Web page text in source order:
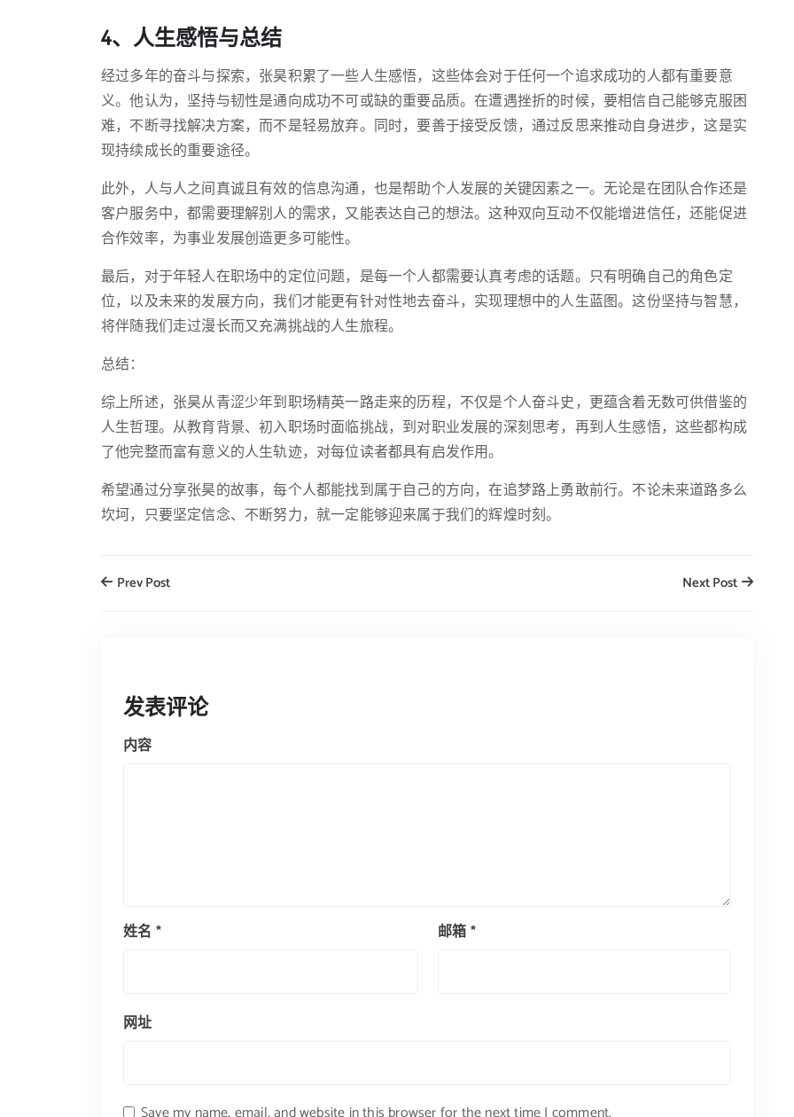
4、人生感悟与总结
经过多年的奋斗与探索，张昊积累了一些人生感悟，这些体会对于任何一个追求成功的人都有重要意
义。他认为，坚持与韧性是通向成功不可或缺的重要品质。在遭遇挫折的时候，要相信自己能够克服困
难，不断寻找解决方案，而不是轻易放弃。同时，要善于接受反馈，通过反思来推动自身进步，这是实
现持续成长的重要途径。
此外，人与人之间真诚且有效的信息沟通，也是帮助个人发展的关键因素之一。无论是在团队合作还是
客户服务中，都需要理解别人的需求，又能表达自己的想法。这种双向互动不仅能增进信任，还能促进
合作效率，为事业发展创造更多可能性。
最后，对于年轻人在职场中的定位问题，是每一个人都需要认真考虑的话题。只有明确自己的角色定
位，以及未来的发展方向，我们才能更有针对性地去奋斗，实现理想中的人生蓝图。这份坚持与智慧，
将伴随我们走过漫长而又充满挑战的人生旅程。
总结：
综上所述，张昊从青涩少年到职场精英一路走来的历程，不仅是个人奋斗史，更蕴含着无数可供借鉴的
人生哲理。从教育背景、初入职场时面临挑战，到对职业发展的深刻思考，再到人生感悟，这些都构成
了他完整而富有意义的人生轨迹，对每位读者都具有启发作用。
希望通过分享张昊的故事，每个人都能找到属于自己的方向，在追梦路上勇敢前行。不论未来道路多么
坎坷，只要坚定信念、不断努力，就一定能够迎来属于我们的辉煌时刻。
Prev Post Next Post
发表评论
内容
姓名 * 邮箱*
网址